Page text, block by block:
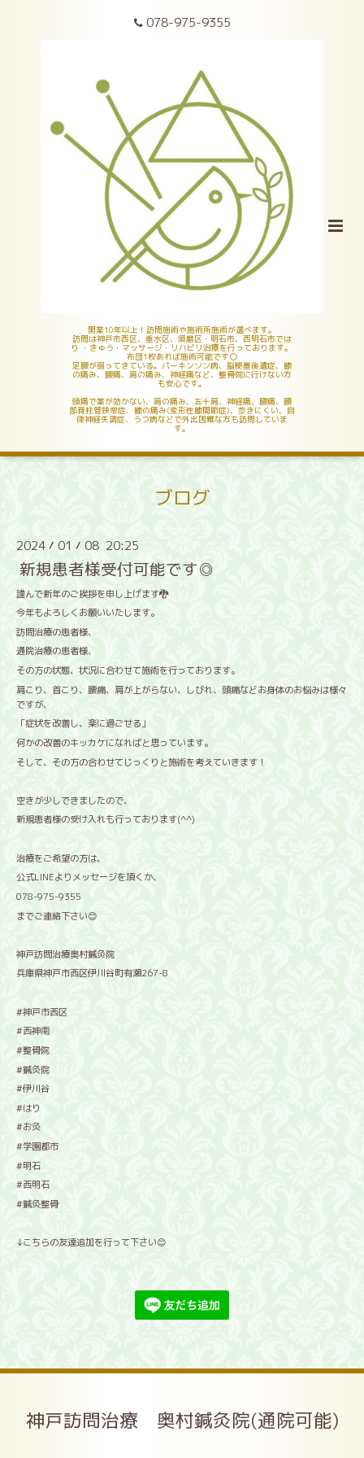
078-975-9355
開業10年以上！訪問施術や施術所施術が選べます。
訪問は神戸市西区、垂水区、須磨区・明石市、西明石市では
り ・きゅう・マッサージ・リハビリ治療を行っております。
布団1枚あれば施術可能です〇
足腰が弱ってきている。パーキンソン病、脳梗塞後遺症、膝
の痛み、腰痛、肩の痛み、神経痛など、整骨院に行けない方
も安心です。
頭痛で薬が効かない、肩の痛み、五十肩、神経痛、腰痛、腰
部脊柱管狭窄症、膝の痛み(変形性膝関節症)、歩きにくい、自
律神経失調症、うつ病などで外出困難な方も訪問していま
す。
ブログ
2024 / 01 / 08 20:25
新規患者様受付可能です◎
謹んで新年のご挨拶を申し上げます🐉
今年もよろしくお願いいたします。
訪問治療の患者様、
通院治療の患者様、
その方の状態、状況に合わせて施術を行っております。
肩こり、首こり、腰痛、肩が上がらない、しびれ、頭痛などお身体のお悩みは様々
ですが、
「症状を改善し、楽に過ごせる」
何かの改善のキッカケになればと思っています。
そして、その方の合わせてじっくりと施術を考えていきます！
空きが少しできましたので、
新規患者様の受け入れも行っております(^^)
治療をご希望の方は、
公式LINEよりメッセージを頂くか、
078-975-9355
までご連絡下さい😊
神戸訪問治療奥村鍼灸院
兵庫県神戸市西区伊川谷町有瀬267-8
#神戸市西区
#西神南
#整骨院
#鍼灸院
#伊川谷
#はり
#お灸
#学園都市
#明石
#西明石
#鍼灸整骨
↓こちらの友達追加を行って下さい😊
神戸訪問治療 奥村鍼灸院(通院可能)